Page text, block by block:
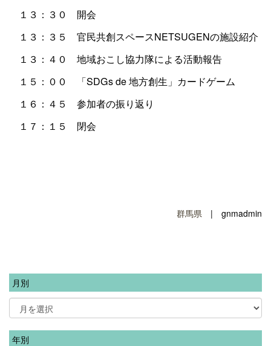
１３：３０ 開会
１３：３５ 官民共創スペースNETSUGENの施設紹介
１３：４０ 地域おこし協力隊による活動報告
１５：００ 「SDGs de 地方創生」カードゲーム
１６：４５ 参加者の振り返り
１７：１５ 閉会
群馬県 | gnmadmin
月別
年別